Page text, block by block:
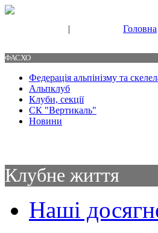
| Головна
ФАСХО
Федерація альпінізму та
Альпклуб
Клуби, секції
СК "Вертикаль"
Новини
Клубне життя
Наші